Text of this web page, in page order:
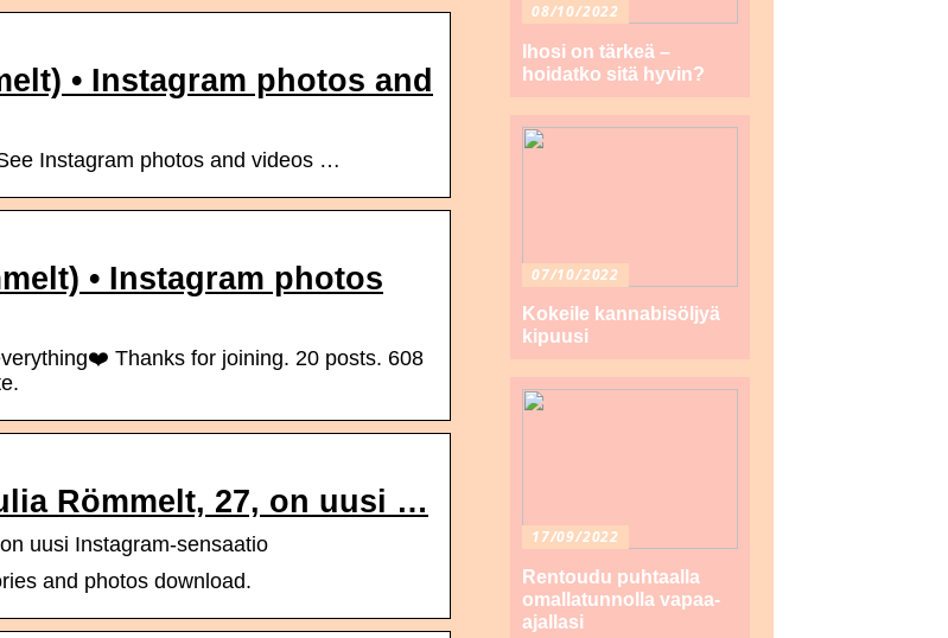
• Instagram photos and
Instagram photos and videos …
• Instagram photos
Thanks for joining. 20 posts. 608
Römmelt, 27, on uusi …
uusi Instagram-sensaatio
and photos download.
08/10/2022
Ihosi on tärkeä –
hoidatko sitä hyvin?
07/10/2022
Kokeile kannabisöljyä
kipuusi
17/09/2022
Rentoudu puhtaalla
omallatunnolla vapaa-
ajallasi